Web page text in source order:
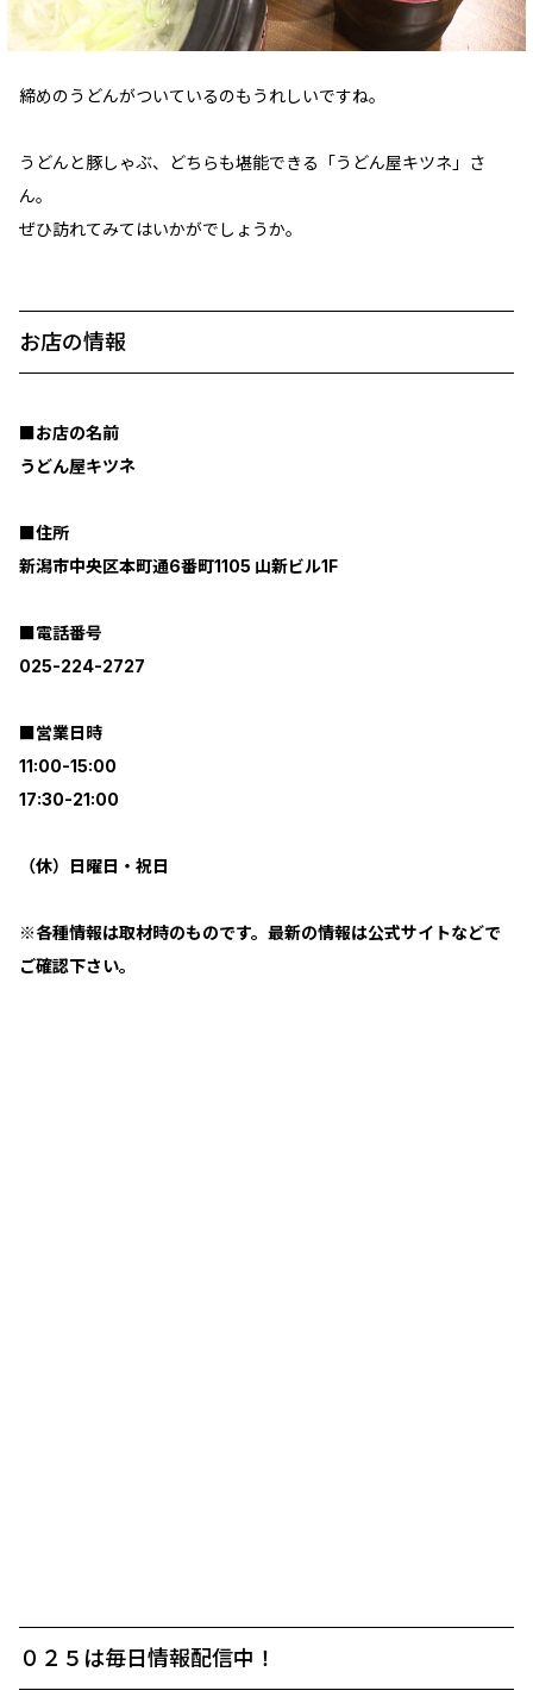
締めのうどんがついているのもうれしいですね。
うどんと豚しゃぶ、どちらも堪能できる「うどん屋キツネ」さ
ん。
ぜひ訪れてみてはいかがでしょうか。
お店の情報
■お店の名前
うどん屋キツネ
■住所
新潟市中央区本町通6番町1105 山新ビル1F
■電話番号
025-224-2727
■営業日時
11:00-15:00
17:30-21:00
（休）日曜日・祝日
※各種情報は取材時のものです。最新の情報は公式サイトなどで
ご確認下さい。
０２５は毎日情報配信中！